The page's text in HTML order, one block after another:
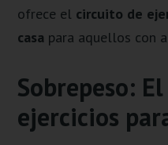
ofrece el circuito de
casa para aquellos con
Sobrepeso:
ejercicios